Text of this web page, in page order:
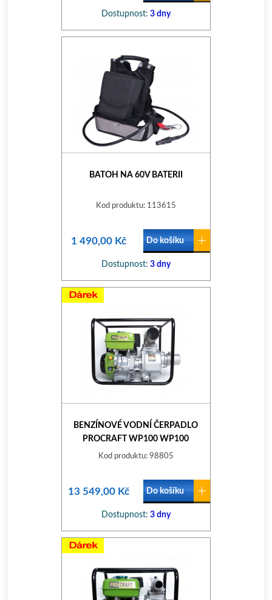
Dostupnost: 3 dny
BATOH NA 60V BATERII
Kod produktu: 113615
1 490,00 Kč Do košíku
Dostupnost: 3 dny
BENZÍNOVÉ VODNÍ ČERPADLO
PROCRAFT WP100 WP100
Kod produktu: 98805
13 549,00 Kč Do košíku
Dostupnost: 3 dny